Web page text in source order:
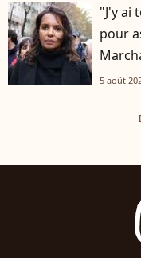
"J'y ai
pour
5 août